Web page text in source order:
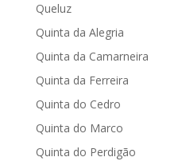
Queluz
Quinta da Alegria
Quinta da Camarneira
Quinta da Ferreira
Quinta do Cedro
Quinta do Marco
Quinta do Perdigão